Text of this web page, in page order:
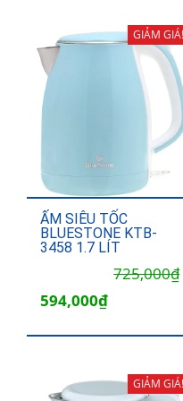
780,000₫.
GIẢM GIÁ!
ẤM SIÊU TỐC
BLUESTONE KTB-
3458 1.7 LÍT
725,000₫
gốc
594,000₫
hiện
594,000₫.
GIẢM GIÁ!